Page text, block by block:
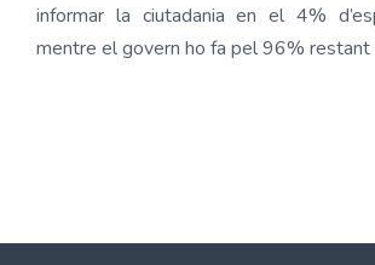
informar la ciutadania en el 4%
mentre el govern ho fa pel 96% restant